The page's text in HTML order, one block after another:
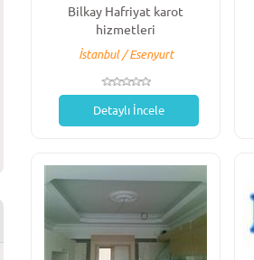
Bilkay Hafriyat karot
hizmetleri
İstanbul / Esenyurt
Detaylı İncele